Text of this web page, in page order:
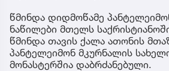
წმინდა დიდმოწამე
ნაწილები მთელს
წმინდა თავის ქალა ათონის
პანტელეიმონ მკურნალის
მონასტერშია დაბრძანებული.